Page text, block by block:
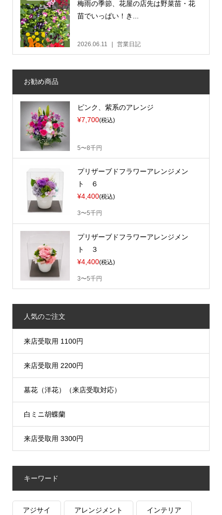
梅雨の季節、花屋の店先は野菜苗・花
苗でいっぱい！き...
2026.06.11 営業日記
お勧め商品
ピンク、紫系のアレンジ
¥7,700(税込)
5〜8千円
プリザーブドフラワーアレンジメン
ト ６
¥4,400(税込)
3〜5千円
プリザーブドフラワーアレンジメン
ト ３
¥4,400(税込)
3〜5千円
人気のご注文
来店受取用 1100円
来店受取用 2200円
墓花（洋花）（来店受取対応）
白ミニ胡蝶蘭
来店受取用 3300円
キーワード
アジサイ アレンジメント インテリア